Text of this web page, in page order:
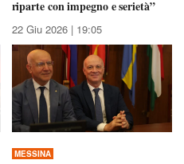
riparte con impegno e serietà”
22 Giu 2026 | 19:05
MESSINA